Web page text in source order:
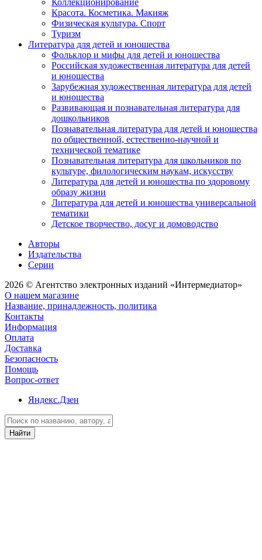
Красота. Косметика. Макияж
Физическая культура. Спорт
Туризм
Литература для детей и юношества
Фольклор и мифы для детей и юношества
Российская художественная литература для детей
и юношества
Зарубежная художественная литература для детей
и юношества
Развивающая и познавательная литература для
дошкольников
Познавательная литература для детей и юношества
по общественной, естественно-научной и
технической тематике
Познавательная литература для школьников по
культуре, филологическим наукам, искусству
Литература для детей и юношества по здоровому
образу жизни
Литература для детей и юношества универсальной
тематики
Детское творчество, досуг и домоводство
Авторы
Издательства
Серии
2026 © Агентство электронных изданий «Интермедиатор»
О нашем магазине
Название, принадлежность, политика
Контакты
Информация
Оплата
Доставка
Безопасность
Помощь
Вопрос-ответ
Яндекс.Дзен
Найти